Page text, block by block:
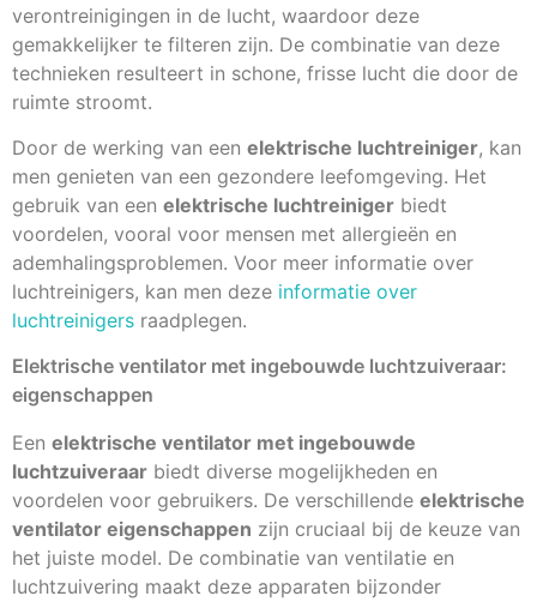
verontreinigingen in de lucht, waardoor deze
gemakkelijker te filteren zijn. De combinatie van deze
technieken resulteert in schone, frisse lucht die door de
ruimte stroomt.
Door de werking van een elektrische luchtreiniger, kan
men genieten van een gezondere leefomgeving. Het
gebruik van een elektrische luchtreiniger biedt
voordelen, vooral voor mensen met allergieën en
ademhalingsproblemen. Voor meer informatie over
luchtreinigers, kan men deze informatie over
luchtreinigers raadplegen.
Elektrische ventilator met ingebouwde luchtzuiveraar:
eigenschappen
Een elektrische ventilator met ingebouwde
luchtzuiveraar biedt diverse mogelijkheden en
voordelen voor gebruikers. De verschillende elektrische
ventilator eigenschappen zijn cruciaal bij de keuze van
het juiste model. De combinatie van ventilatie en
luchtzuivering maakt deze apparaten bijzonder